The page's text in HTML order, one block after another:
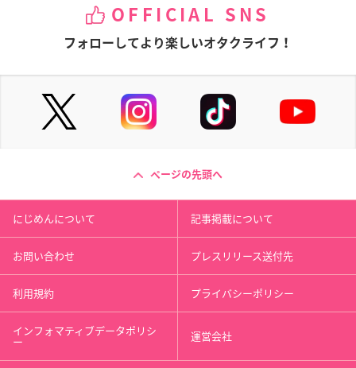
OFFICIAL SNS
フォローしてより楽しいオタクライフ！
ページの先頭へ
にじめんについて 記事掲載について
お問い合わせ プレスリリース送付先
利用規約 プライバシーポリシー
インフォマティブデータポリシ
ー 運営会社